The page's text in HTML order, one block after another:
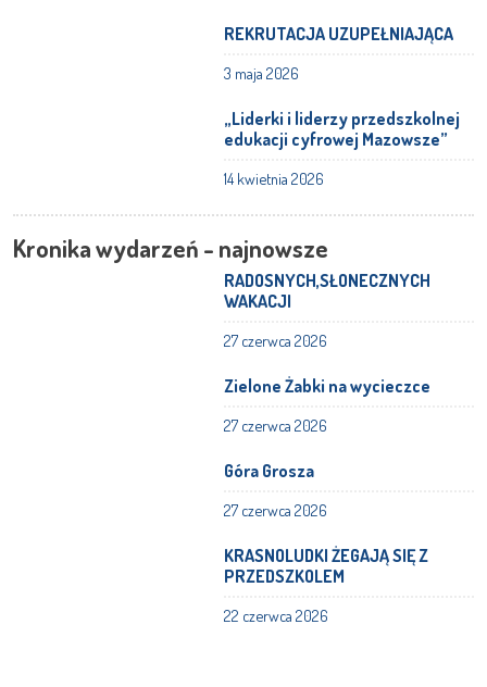
REKRUTACJA UZUPEŁNIAJĄCA
3 maja 2026
„Liderki i liderzy przedszkolnej
edukacji cyfrowej Mazowsze”
14 kwietnia 2026
Kronika wydarzeń - najnowsze
RADOSNYCH,SŁONECZNYCH
WAKACJI
27 czerwca 2026
Zielone Żabki na wycieczce
27 czerwca 2026
Góra Grosza
27 czerwca 2026
KRASNOLUDKI ŻEGAJĄ SIĘ Z
PRZEDSZKOLEM
22 czerwca 2026